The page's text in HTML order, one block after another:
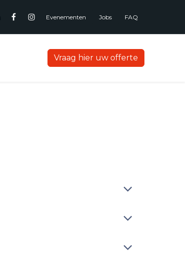
Evenementen Jobs FAQ
Vraag hier uw offerte